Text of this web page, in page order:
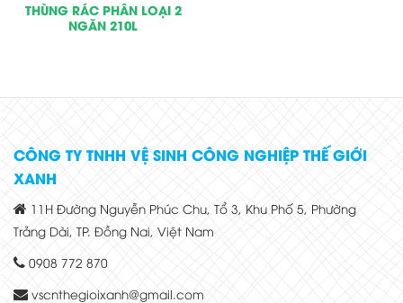
THÙNG RÁC PHÂN LOẠI 2
NGĂN 210L
CÔNG TY TNHH VỆ SINH CÔNG NGHIỆP THẾ GIỚI
XANH
11H Đường Nguyễn Phúc Chu, Tổ 3, Khu Phố 5, Phường
Trảng Dài, TP. Đồng Nai, Việt Nam
0908 772 870
vscnthegioixanh@gmail.com